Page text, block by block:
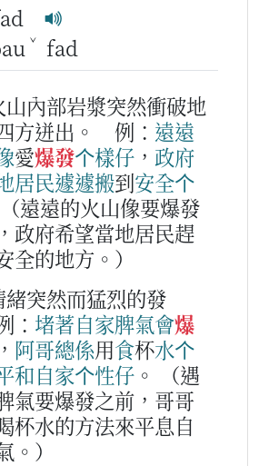
ˇ fad
山內部岩漿突然衝破地
方迸出。
例： 遠遠
愛爆發个樣仔 ， 政府
居民遽遽搬到安全个
（遠遠的火山像要爆發
政府希望當地居民趕
全的地方。）
緒突然而猛烈的發
： 堵著自家脾氣會爆
， 阿哥總係用食杯水个
和自家个性仔 。
（遇
氣要爆發之前，哥哥
杯水的方法來平息自
。）